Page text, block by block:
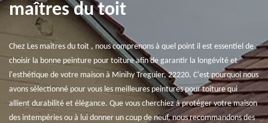
maîtres du toit
Chez Les maîtres du toit , nous comprenons à quel point il est essentiel de
choisir la bonne peinture pour toiture afin de garantir la longévité et
l'esthétique de votre maison à Minihy Treguier, 22220. C'est pourquoi nous
avons sélectionné pour vous les meilleures peintures pour toiture qui
allient durabilité et élégance. Que vous cherchiez à protéger votre maison
des intempéries ou à lui donner un coup de neuf, nous recommandons des